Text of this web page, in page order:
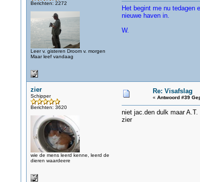
Berichten: 2272
Leer v. gisteren Droom v. morgen
Maar leef vandaag
Het begint me nu tedagen
nieuwe haven in.
W.
zier
Schipper
Berichten: 3620
wie de mens leerd kenne, leerd de
dieren waardeere
Re: Visafslag
« Antwoord #39
niet jac.den dulk maar A.T.
zier